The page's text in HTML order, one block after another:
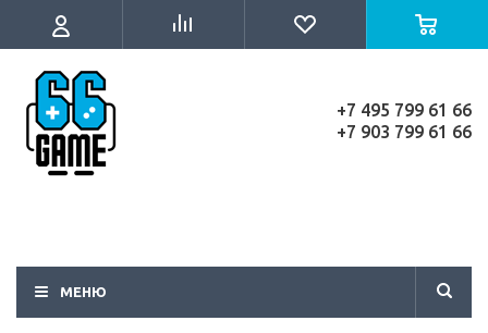
+7 495 799 61 66
+7 903 799 61 66
МЕНЮ